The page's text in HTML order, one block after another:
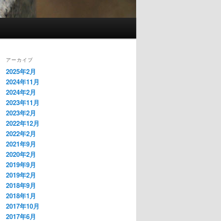
アーカイブ
2025年2月
2024年11月
2024年2月
2023年11月
2023年2月
2022年12月
2022年2月
2021年9月
2020年2月
2019年9月
2019年2月
2018年9月
2018年1月
2017年10月
2017年6月